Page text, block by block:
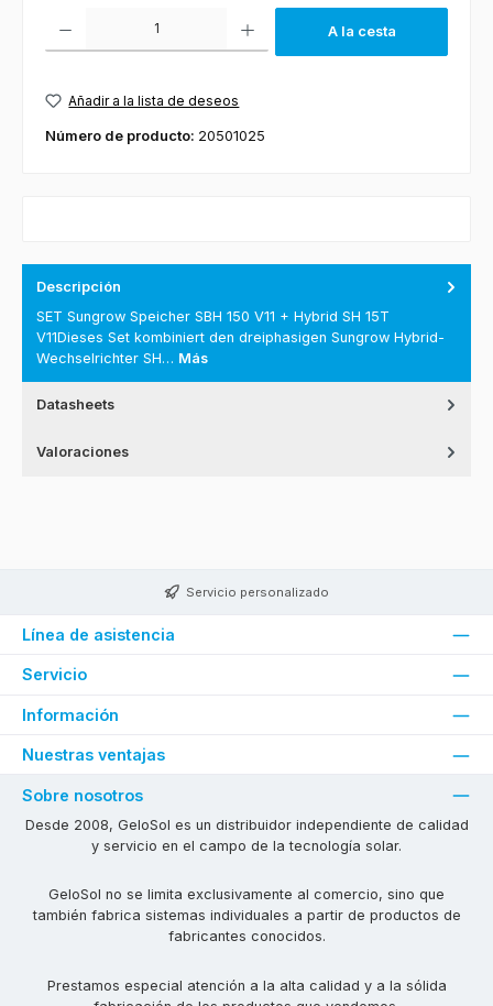
Cantidad del producto: introduce la cantidad deseada o usa los
A la cesta
Añadir a la lista de deseos
Número de producto: 20501025
Descripción
SET Sungrow Speicher SBH 150 V11 + Hybrid SH 15T
V11Dieses Set kombiniert den dreiphasigen Sungrow Hybrid-
Wechselrichter SH… Más
Datasheets
Valoraciones
Servicio personalizado
Línea de asistencia
Servicio
Información
Nuestras ventajas
Sobre nosotros
Desde 2008, GeloSol es un distribuidor independiente de calidad
y servicio en el campo de la tecnología solar.
GeloSol no se limita exclusivamente al comercio, sino que
también fabrica sistemas individuales a partir de productos de
fabricantes conocidos.
Prestamos especial atención a la alta calidad y a la sólida